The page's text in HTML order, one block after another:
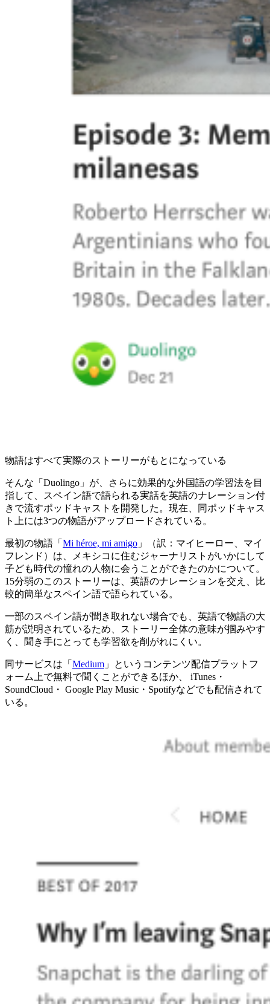
物語はすべて実際のストーリーがもとになっている
そんな「Duolingo」が、さらに効果的な外国語の学習法を目
指して、スペイン語で語られる実話を英語のナレーション付
きで流すポッドキャストを開発した。現在、同ポッドキャス
ト上には3つの物語がアップロードされている。
最初の物語「 Mi héroe, mi amigo 」（訳：マイヒーロー、マイ
フレンド）は、メキシコに住むジャーナリストがいかにして
子ども時代の憧れの人物に会うことができたのかについて。
15分弱のこのストーリーは、英語のナレーションを交え、比
較的簡単なスペイン語で語られている。
一部のスペイン語が聞き取れない場合でも、英語で物語の大
筋が説明されているため、ストーリー全体の意味が掴みやす
く、聞き手にとっても学習欲を削がれにくい。
同サービスは「 Medium 」というコンテンツ配信プラットフ
ォーム上で無料で聞くことができるほか、 iTunes・
SoundCloud・ Google Play Music・Spotifyなどでも配信されて
いる。